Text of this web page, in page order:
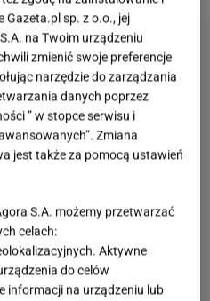
Gazeta.pl sp. z o.o., jej
na Twoim urządzeniu
zmienić swoje preferencje
narzędzie do zarządzania
danych poprzez
” w stopce serwisu i
Zmiana
jest także za pomocą ustawień
S.A. możemy przetwarzać
celach:
Aktywne
do celów
informacji na urządzeniu lub